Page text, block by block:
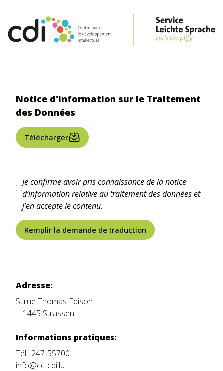
Adresse:
5, rue Thomas Edison
L-1445 Strassen
Informations pratiques:
Tél.: 247-55700
info@cc-cdi.lu
Notice d'information sur le Traitement
des Données
Télécharger
Je confirme avoir pris connaissance de la notice
d’information relative au traitement des données et
j’en accepte le contenu.
Remplir la demande de traduction